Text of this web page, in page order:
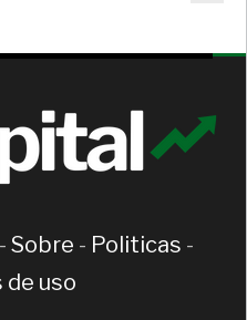
- Sobre - Politicas -
de uso